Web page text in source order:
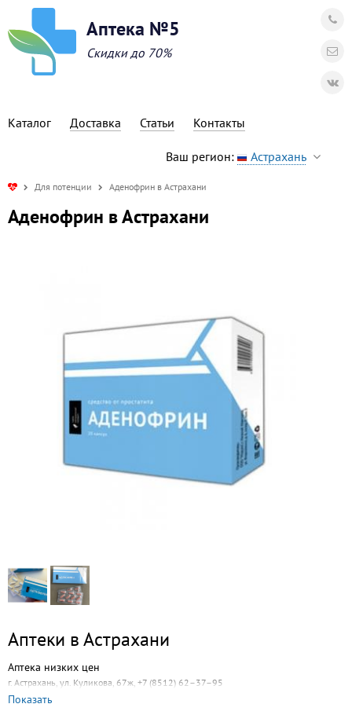
Аптека №5
Скидки до 70%
Каталог Доставка Статьи Контакты
Ваш регион: Астрахань
Для потенции Аденофрин в Астрахани
Аденофрин в Астрахани
Аптеки в Астрахани
Аптека низких цен
г. Астрахань, ул. Куликова, 67ж, +7 (8512) 62–37–95
Показать